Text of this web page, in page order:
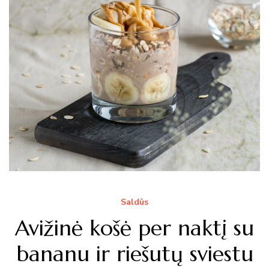
Saldūs
Avižinė košė per naktį su
bananu ir riešutų sviestu